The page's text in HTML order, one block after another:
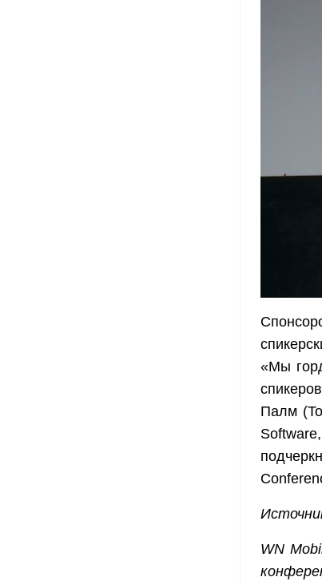
«Мы
Палм
WN